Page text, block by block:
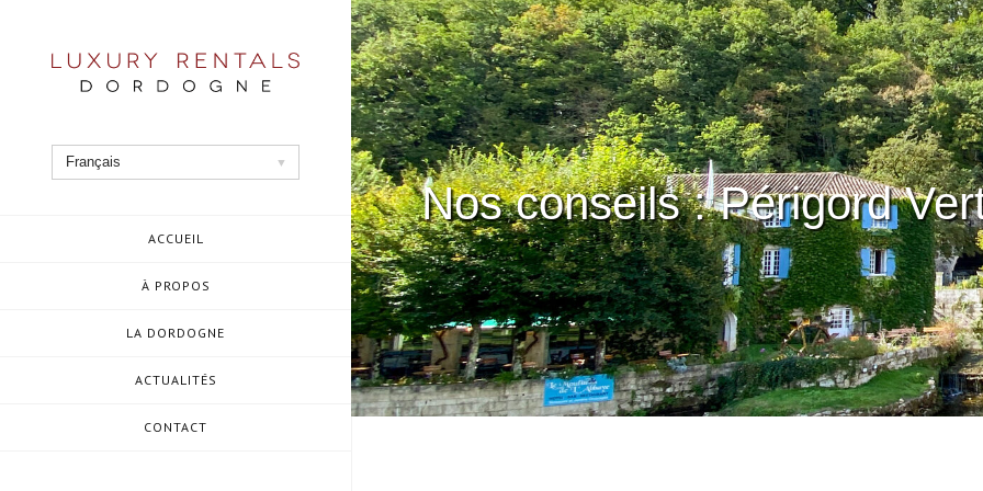
contenu
Français
ACCUEIL
À PROPOS
LA DORDOGNE
ACTUALITÉS
CONTACT
Nos conseils : Périgord